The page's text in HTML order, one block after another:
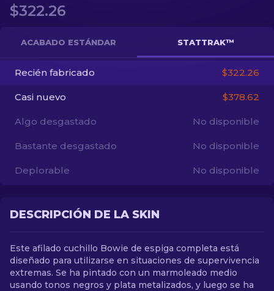
Guantes
Otro
$322.26
ACABADO ESTÁNDAR STATTRAK™
Recién fabricado $322.26
Casi nuevo $378.62
Algo desgastado No disponible
Bastante desgastado No disponible
Deplorable No disponible
DESCRIPCIÓN DE LA SKIN
Este afilado cuchillo Bowie de espiga completa está
diseñado para utilizarse en situaciones de supervivencia
extremas. Se ha pintado con un marmoleado medio
usando tonos negros y plata metalizados, y luego se ha